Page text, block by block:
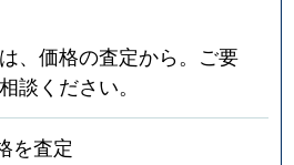
、価格の査定から。ご要
談ください。
を査定